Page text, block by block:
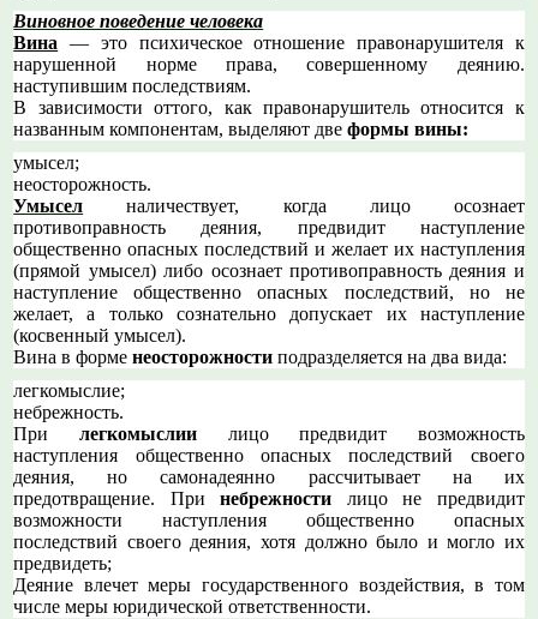
Виновное поведение человека
Вина — это психическое отношение правонарушителя к
нарушенной норме права, совершенному деянию.
наступившим последствиям.
В зависимости оттого, как правонарушитель относится к
названным компонентам, выделяют две формы вины:
умысел;
неосторожность.
Умысел наличествует, когда лицо осознает
противоправность деяния, предвидит наступление
общественно опасных последствий и желает их наступления
(прямой умысел) либо осознает противоправность деяния и
наступление общественно опасных последствий, но не
желает, а только сознательно допускает их наступление
(косвенный умысел).
Вина в форме неосторожности подразделяется на два вида:
легкомыслие;
небрежность.
При легкомыслиилицо предвидит возможность
наступления общественно опасных последствий своего
деяния, но самонадеянно рассчитывает на их
предотвращение. При небрежности лицо не предвидит
возможности наступления общественно опасных
последствий своего деяния, хотя должно было и могло их
предвидеть;
Деяние влечет меры государственного воздействия, в том
числе меры юридической ответственности.